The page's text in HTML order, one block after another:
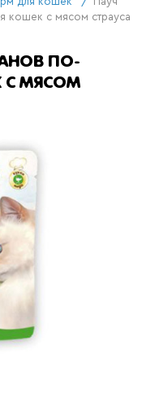
кошек с мясом страуса
ПО-
С МЯСОМ